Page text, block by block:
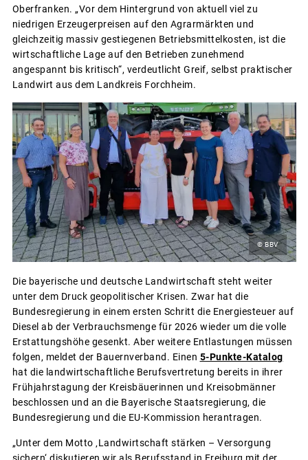
Oberfranken. „Vor dem Hintergrund von aktuell viel zu
niedrigen Erzeugerpreisen auf den Agrarmärkten und
gleichzeitig massiv gestiegenen Betriebsmittelkosten, ist die
wirtschaftliche Lage auf den Betrieben zunehmend
angespannt bis kritisch“, verdeutlicht Greif, selbst praktischer
Landwirt aus dem Landkreis Forchheim.
© BBV
Die bayerische und deutsche Landwirtschaft steht weiter
unter dem Druck geopolitischer Krisen. Zwar hat die
Bundesregierung in einem ersten Schritt die Energiesteuer auf
Diesel ab der Verbrauchsmenge für 2026 wieder um die volle
Erstattungshöhe gesenkt. Aber weitere Entlastungen müssen
folgen, meldet der Bauernverband. Einen 5-Punkte-Katalog
hat die landwirtschaftliche Berufsvertretung bereits in ihrer
Frühjahrstagung der Kreisbäuerinnen und Kreisobmänner
beschlossen und an die Bayerische Staatsregierung, die
Bundesregierung und die EU-Kommission herantragen.
„Unter dem Motto ‚Landwirtschaft stärken – Versorgung